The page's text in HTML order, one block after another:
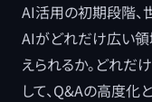
AI活用の初期段階、
AIがどれだけ広い領
えられるか。どれだ
して、Q&Aの高度化